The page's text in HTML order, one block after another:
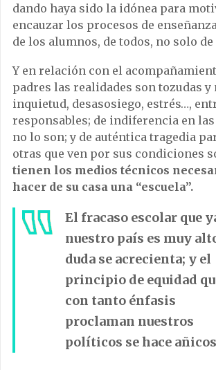
dando haya sido la idónea para
encauzar los procesos de
de los alumnos, de todos, no solo
Y en relación con el
padres las realidades son tozudas y
inquietud, desasosiego, estrés…,
responsables; de indiferencia en
no lo son; y de auténtica tragedia
otras que ven por sus condiciones
tienen los medios técnicos
hacer de su casa una “escuela”.
El fracaso escolar que
nuestro país es muy
duda se acrecienta; y el
principio de equidad
con tanto énfasis
proclaman nuestros
políticos se hace